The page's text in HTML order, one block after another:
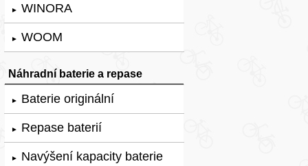
► WINORA
► WOOM
Náhradní baterie a repase
► Baterie originální
► Repase baterií
► Navýšení kapacity baterie